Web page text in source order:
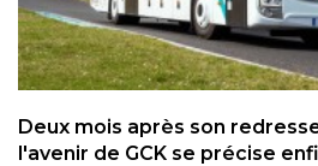
Deux mois après son
l'avenir de GCK se précise